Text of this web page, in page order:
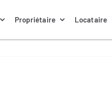
Propriétaire Locataire